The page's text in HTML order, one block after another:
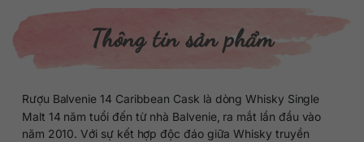
Thông tin sản phẩm
Rượu Balvenie 14 Caribbean Cask là dòng Whisky Single
Malt 14 năm tuổi đến từ nhà Balvenie, ra mắt lần đầu vào
năm 2010. Với sự kết hợp độc đáo giữa Whisky truyền